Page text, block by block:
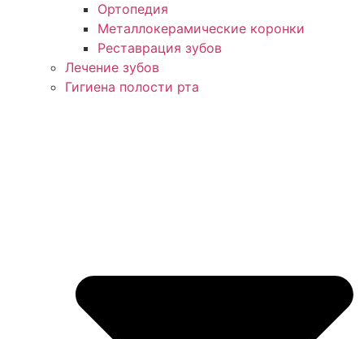
Ортопедия
Металлокерамические коронки
Реставрация зубов
Лечение зубов
Гигиена полости рта